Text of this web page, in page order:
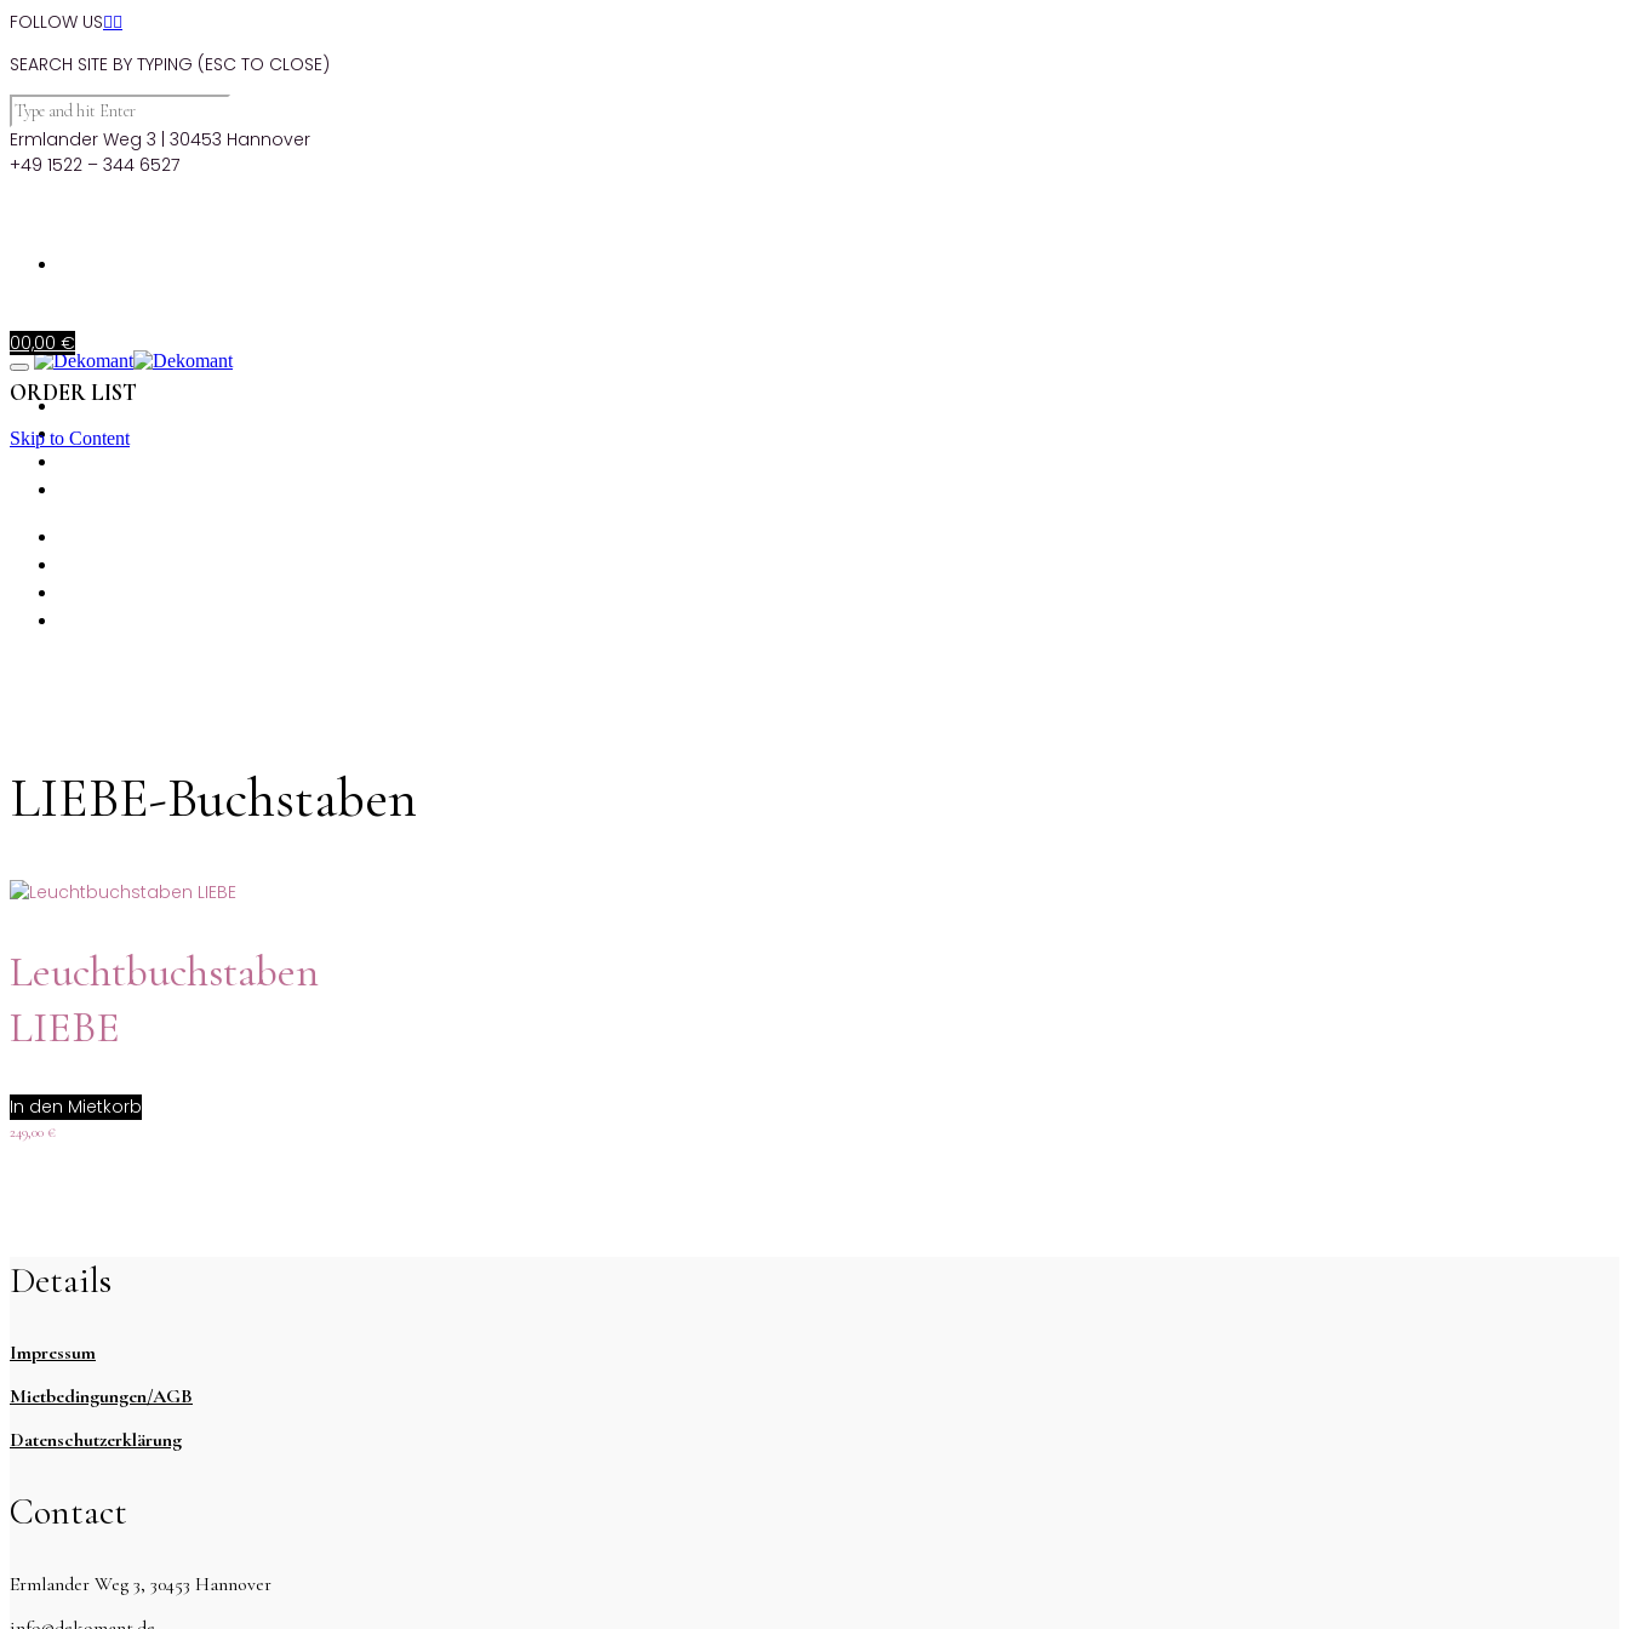
FOLLOW US
SEARCH SITE BY TYPING (ESC TO CLOSE)
Ermlander Weg 3 | 30453 Hannover
+49 1522 – 344 6527
STARTSEITE
PRODUKTE
00,00 €
ORDER LIST
Skip to Content
LIEBE-Buchstaben
Leuchtbuchstaben
LIEBE
In den Mietkorb
249,00 €
Details
Impressum
Mietbedingungen/AGB
Datenschutzerklärung
Contact
Ermlander Weg 3, 30453 Hannover